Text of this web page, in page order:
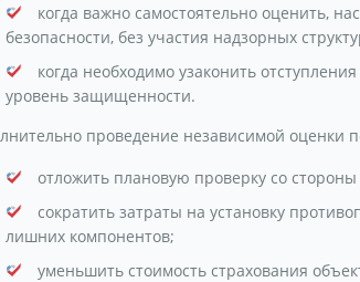
когда важно самостоятельно оценить,
безопасности, без участия надзорных
когда необходимо узаконить
уровень защищенности.
проведение независимой оценки
отложить плановую проверку со
сократить затраты на установку
лишних компонентов;
уменьшить стоимость страхования